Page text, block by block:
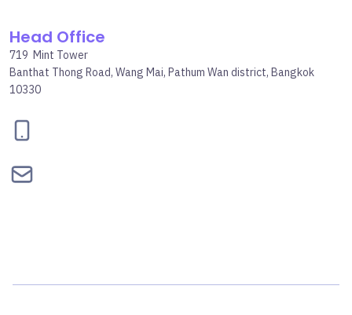
Head Office
719 Mint Tower
Banthat Thong Road, Wang Mai, Pathum Wan district, Bangkok
10330